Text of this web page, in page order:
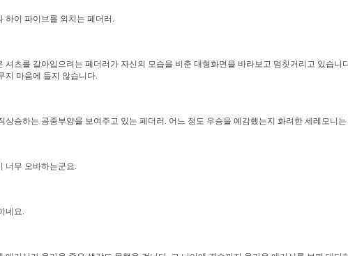
하이 파이브를 외치는 페더러.
셔츠를 갈아입으려는 페더러가 자신의 모습을 비춘 대형화면을 바라보고 멈칫거리고 있습니
지 마음에 들지 않습니다.
상승하는 공중부양을 보여주고 있는 페더러. 어느 정도 우승을 예감했는지 화려한 세레모니
너무 오바하는군요.
네요.